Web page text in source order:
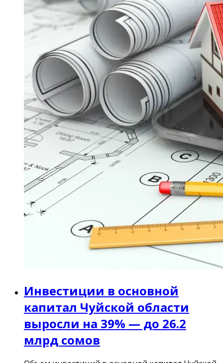
Инвестиции в основной
капитал Чуйской области
выросли на 39% — до 26.2
млрд сомов